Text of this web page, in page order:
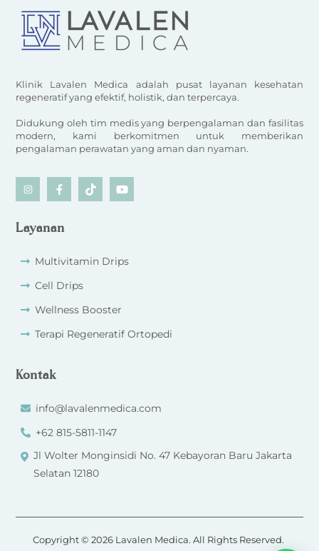
Klinik Lavalen Medica adalah pusat layanan kesehatan
regeneratif yang efektif, holistik, dan terpercaya.
Didukung oleh tim medis yang berpengalaman dan fasilitas
modern, kami berkomitmen untuk memberikan
pengalaman perawatan yang aman dan nyaman.
Icon
Icon
Icon
Icon
Layanan
Multivitamin Drips
Cell Drips
Wellness Booster
Terapi Regeneratif Ortopedi
Kontak
info@lavalenmedica.com
+62 815-5811-1147
Jl Wolter Monginsidi No. 47 Kebayoran Baru Jakarta
Selatan 12180
Copyright © 2026 Lavalen Medica. All Rights Reserved.